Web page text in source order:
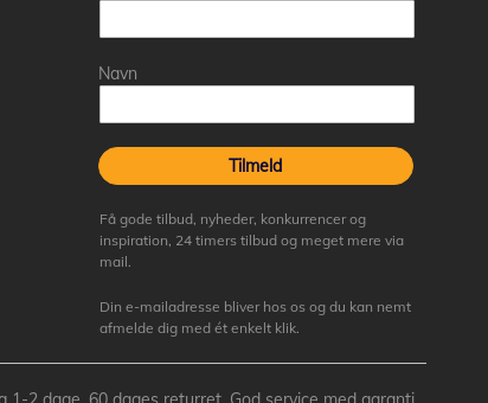
Navn
Tilmeld
Få gode tilbud, nyheder, konkurrencer og
inspiration, 24 timers tilbud og meget mere via
mail.
Din e-mailadresse bliver hos os og du kan nemt
afmelde dig med ét enkelt klik.